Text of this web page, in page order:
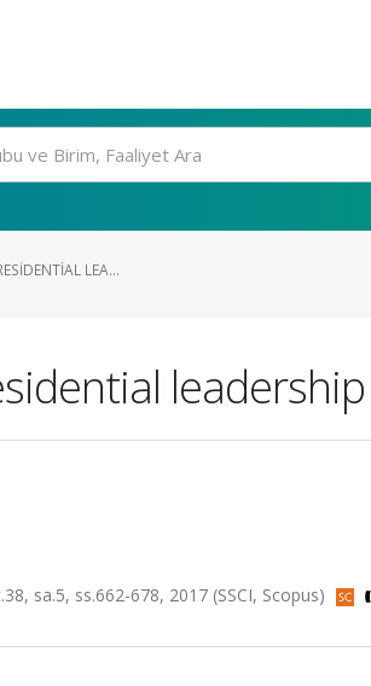
LEA...
sa.5, ss.662-678, 2017 (SSCI, Scopus)